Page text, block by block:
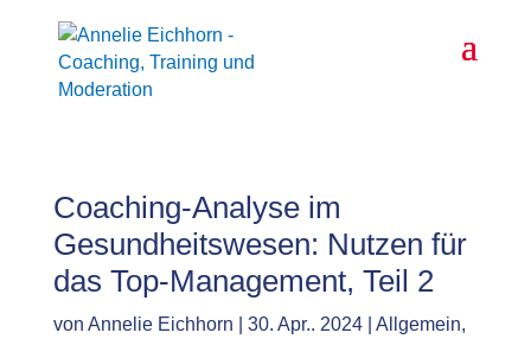
Coaching-Analyse im
Gesundheitswesen: Nutzen für
das Top-Management, Teil 2
von Annelie Eichhorn 30. Apr.. 2024| Allgemein,